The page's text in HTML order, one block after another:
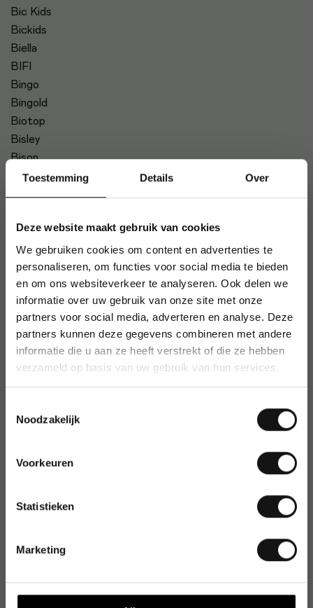
Toestemming Details Over
Deze website maakt gebruik van cookies
We gebruiken cookies om content en advertenties te
personaliseren, om functies voor social media te bieden
en om ons websiteverkeer te analyseren. Ook delen we
informatie over uw gebruik van onze site met onze
partners voor social media, adverteren en analyse. Deze
partners kunnen deze gegevens combineren met andere
informatie die u aan ze heeft verstrekt of die ze hebben
verzameld op basis van uw gebruik van hun services.
Noodzakelijk
Voorkeuren
Statistieken
Marketing
Bic Kids
Bickids
Biella
BIFI
Bingo
Bingold
Biotop
Bisley
Bison
BlackSatino
Boland
BONG
Boomgaard
Bostitch
Bouhon
BOUNTY
Brasq
Brause
Bronyl
BROXO
Bruynzeel
BST